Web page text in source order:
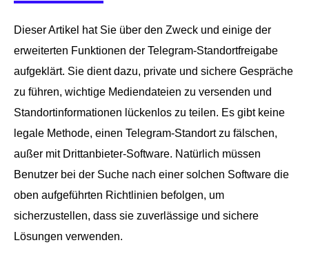
Dieser Artikel hat Sie über den Zweck und einige der
erweiterten Funktionen der Telegram-Standortfreigabe
aufgeklärt. Sie dient dazu, private und sichere Gespräche
zu führen, wichtige Mediendateien zu versenden und
Standortinformationen lückenlos zu teilen. Es gibt keine
legale Methode, einen Telegram-Standort zu fälschen,
außer mit Drittanbieter-Software. Natürlich müssen
Benutzer bei der Suche nach einer solchen Software die
oben aufgeführten Richtlinien befolgen, um
sicherzustellen, dass sie zuverlässige und sichere
Lösungen verwenden.